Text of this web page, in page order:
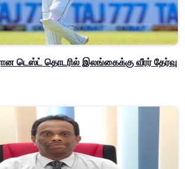
டெஸ்ட் தொடரில் இலங்கைக்கு வீரர் தேர்வு